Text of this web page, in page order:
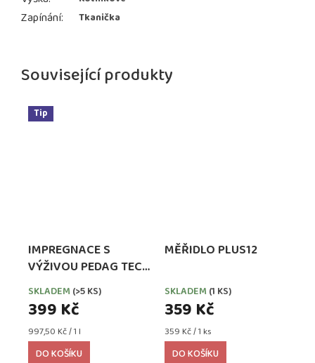
Související produkty
Tip
IMPREGNACE S
VÝŽIVOU PEDAG TECH
WATERPROOFER,
EXTRA SILNÁ
SKLADEM (>5 KS)
399 Kč
Měrná
cena:
997,50 Kč / 1 l
DO KOŠÍKU
MĚŘIDLO PLUS12
SKLADEM (1 KS)
359 Kč
Měrná
cena:
359 Kč / 1 ks
DO KOŠÍKU
Zapínání: Tkanička